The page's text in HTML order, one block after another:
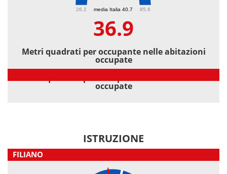
media Italia 40.7
26.2 85.6
36.9
Metri quadrati per occupante nelle abitazioni
occupate
occupate
ISTRUZIONE
FILIANO